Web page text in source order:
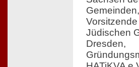
Jüdischen
Dresden,